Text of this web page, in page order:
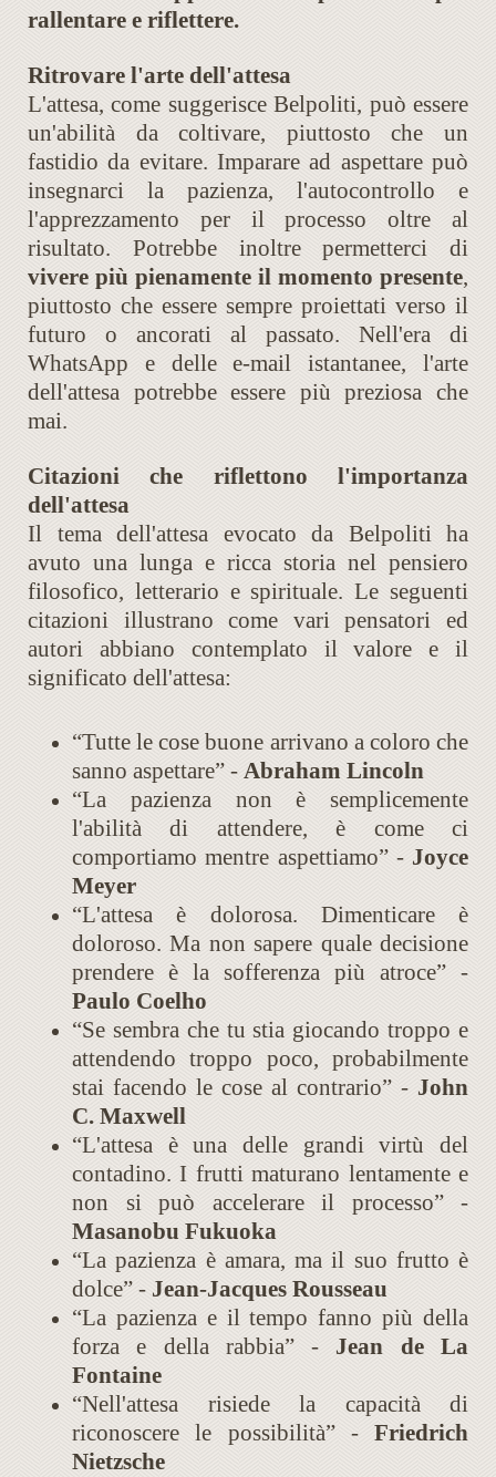
rallentare e riflettere.
Ritrovare l'arte dell'attesa
L'attesa, come suggerisce Belpoliti, può essere
un'abilità da coltivare, piuttosto che un
fastidio da evitare. Imparare ad aspettare può
insegnarci la pazienza, l'autocontrollo e
l'apprezzamento per il processo oltre al
risultato. Potrebbe inoltre permetterci di
vivere più pienamente il momento presente,
piuttosto che essere sempre proiettati verso il
futuro o ancorati al passato. Nell'era di
WhatsApp e delle e-mail istantanee, l'arte
dell'attesa potrebbe essere più preziosa che
mai.
Citazioni che riflettono l'importanza
dell'attesa
Il tema dell'attesa evocato da Belpoliti ha
avuto una lunga e ricca storia nel pensiero
filosofico, letterario e spirituale. Le seguenti
citazioni illustrano come vari pensatori ed
autori abbiano contemplato il valore e il
significato dell'attesa:
“Tutte le cose buone arrivano a coloro che
sanno aspettare” - Abraham Lincoln
“La pazienza non è semplicemente
l'abilità di attendere, è come ci
comportiamo mentre aspettiamo” - Joyce
Meyer
“L'attesa è dolorosa. Dimenticare è
doloroso. Ma non sapere quale decisione
prendere è la sofferenza più atroce” -
Paulo Coelho
“Se sembra che tu stia giocando troppo e
attendendo troppo poco, probabilmente
stai facendo le cose al contrario” - John
C. Maxwell
“L'attesa è una delle grandi virtù del
contadino. I frutti maturano lentamente e
non si può accelerare il processo” -
Masanobu Fukuoka
“La pazienza è amara, ma il suo frutto è
dolce” - Jean-Jacques Rousseau
“La pazienza e il tempo fanno più della
forza e della rabbia” - Jean de La
Fontaine
“Nell'attesa risiede la capacità di
riconoscere le possibilità” - Friedrich
Nietzsche